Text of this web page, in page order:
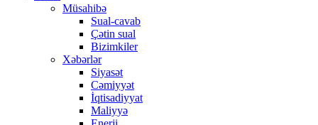
Müsahibə
Sual-cavab
Çətin sual
Bizimkiler
Xəbərlər
Siyasət
Cəmiyyət
İqtisadiyyat
Maliyyə